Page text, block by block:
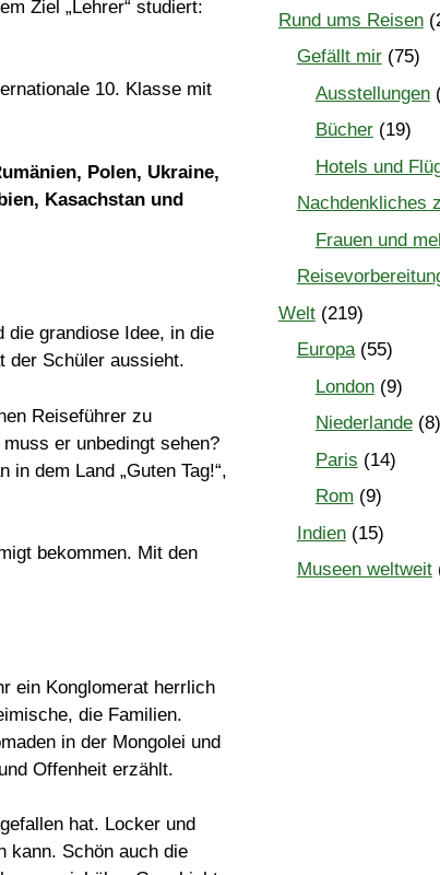
Ziel „Lehrer“ studiert:
10. Klasse mit
Polen, Ukraine,
Kasachstan und
die grandiose Idee, in die
der Schüler aussieht.
Reiseführer zu
er unbedingt sehen?
dem Land „Guten Tag!“,
bekommen. Mit den
ein Konglomerat herrlich
die Familien.
in der Mongolei und
Offenheit erzählt.
hat. Locker und
kann. Schön auch die
Rund ums Reisen
Gefällt mir(75)
Ausstellungen
Bücher(19)
Hotels und
Nachdenkliches
Frauen und
Welt(219)
Europa(55)
London(9)
Niederlande(8)
Paris (14)
Rom (9)
Indien(15)
Museen weltweit